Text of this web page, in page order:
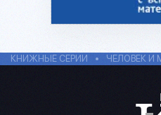
КНИЖНЫЕ СЕРИИ ЧЕЛОВЕК И